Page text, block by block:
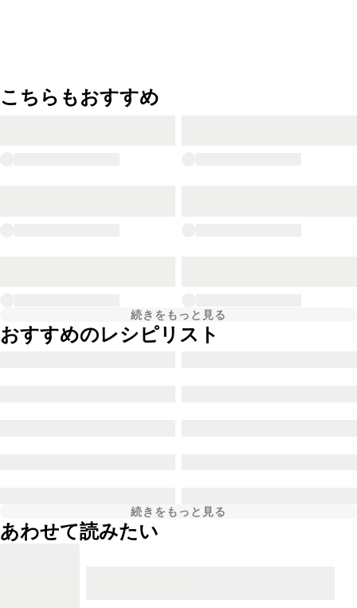
こちらもおすすめ
続きをもっと見る
おすすめのレシピリスト
続きをもっと見る
あわせて読みたい